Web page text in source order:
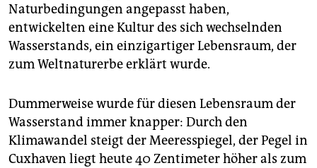
Naturbedingungen angepasst haben,
entwickelten eine Kultur des sich wechselnden
Wasserstands, ein einzigartiger Lebensraum, der
zum Weltnaturerbe erklärt wurde.
Dummerweise wurde für diesen Lebensraum der
Wasserstand immer knapper: Durch den
Klimawandel steigt der Meeresspiegel, der Pegel in
Cuxhaven liegt heute 40 Zentimeter höher als zum